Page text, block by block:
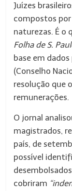
Juízes
compostos por
naturezas. É o
Folha de S.
base em
(Conselho
resolução que
remunerações.
O jornal
magistrados,
país, de
possível
cobriram